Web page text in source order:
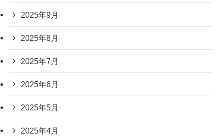
2025年9月
2025年8月
2025年7月
2025年6月
2025年5月
2025年4月